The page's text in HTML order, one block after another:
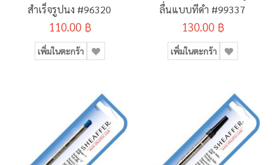
สำเร็จรูปนง #96320
110.00 ฿
เพิ่มในตะกร้า
ลื่นแบบทีดำ #99337
130.00 ฿
เพิ่มในตะกร้า